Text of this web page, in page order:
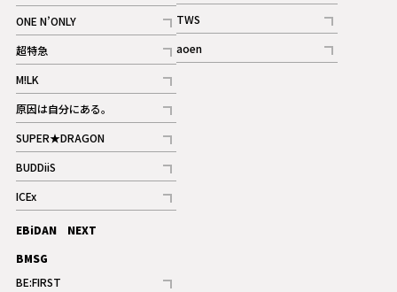
記事
ONE N’ONLY
記事
超特急
記事
M!LK
記事
原因は自分にある。
記事
SUPER★DRAGON
記事
BUDDiiS
記事
ICEx
記事
EBiDAN NEXT
BMSG
BE:FIRST
記事
TWS
記事
aoen
記事